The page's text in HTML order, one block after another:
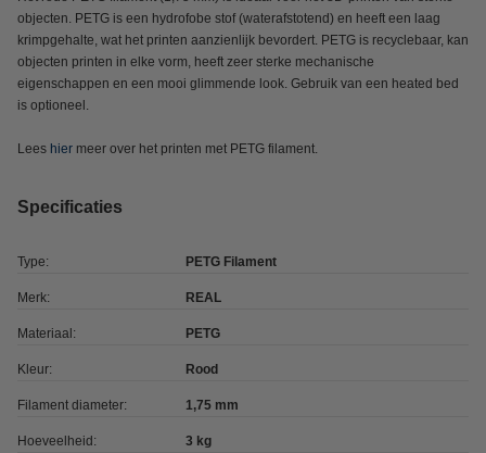
objecten. PETG is een hydrofobe stof (waterafstotend) en heeft een laag
krimpgehalte, wat het printen aanzienlijk bevordert. PETG is recyclebaar, kan
objecten printen in elke vorm, heeft zeer sterke mechanische
eigenschappen en een mooi glimmende look. Gebruik van een heated bed
is optioneel.
Lees hier meer over het printen met PETG filament.
Specificaties
Type: PETG Filament
Merk: REAL
Materiaal: PETG
Kleur: Rood
Filament diameter: 1,75 mm
Hoeveelheid: 3 kg